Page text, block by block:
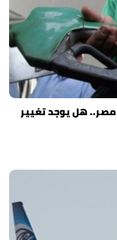
مصر.. هل يوجد تغيير